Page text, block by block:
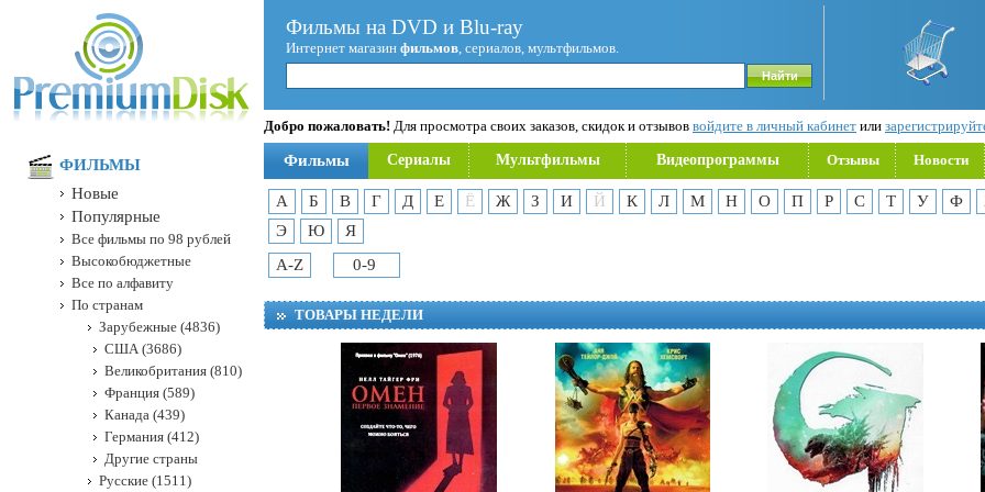
Фильмы на DVD и Blu-ray
Интернет магазин фильмов, сериалов, мультфильмов.
Добро пожаловать! Для просмотра своих заказов, скидок и отзывов войдите в личный кабинет или
Фильмы Сериалы Мультфильмы Видеопрограммы Отзывы Новости
А Б В Г Д Е Ё Ж З И Й К Л М Н О П Р С Т У Ф
Э
Ю
Я
A-Z
0-9
ТОВАРЫ НЕДЕЛИ
ФИЛЬМЫ
Новые
Популярные
Все фильмы по 98 рублей
Высокобюджетные
Все по алфавиту
По странам
Зарубежные (4836)
США (3686)
Великобритания (810)
Франция (589)
Канада (439)
Германия (412)
Другие страны
Русские (1511)